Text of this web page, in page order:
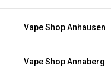
Vape Shop Anhausen
Vape Shop Annaberg